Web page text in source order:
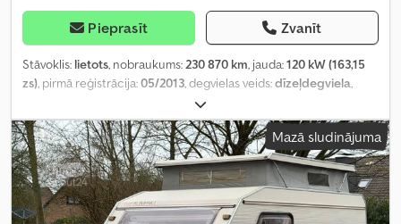
Pieprasīt Zvanīt
Stāvoklis: lietots, nobraukums:230 870 km, jauda:120 kW (163,15
zs), pirmā reģistrācija:05/2013, degvielas veids:dīzeļdegviela,
, maksimālā kravnesība:
svars:5 000 kg, asu konfigurācija:4x2, riteņu bāze:3 665 mm,
degviela:dīzeļdegviela, CO₂ izmeši:262 g/km , degvielas patēriņš
(pilsētas režīms):11,3 l/100 km, degvielas patēriņš (ārpus pilsētas):
9,1 l/100 km, degvielas patēriņš (kombinētais):9,9 l/100 km, krāsa:
dzeltens, vadītāja kabīne:cits, pārnesuma veids: automātisks,
emisijas klase:Euro 5, piekares sistēma:cits , sēdvietu skaits:4,
Mazā sludinājuma